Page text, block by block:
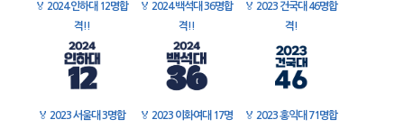
🏅 2024 인하대 12명합
격!!
🏅 2024 백석대 36명합
격!!
🏅 2023 건국대 46명합
격!
🏅 2023 서울대 3명합
🏅 2023 이화여대 17명
🏅 2023 홍익대 71명합